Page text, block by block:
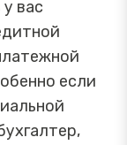
вас
если